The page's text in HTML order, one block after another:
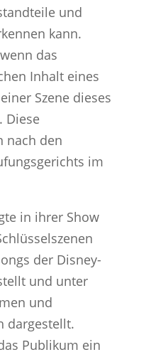
und
kann.
das
Inhalt eines
Szene dieses
Diese
nach den
im
in ihrer Show
der Disney-
und unter
und
dargestellt.
Publikum ein